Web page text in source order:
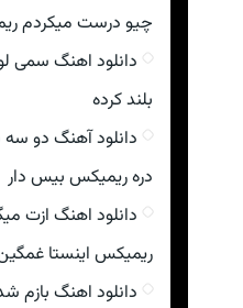
چیو درست میکردم
دانلود اهنگ
بلند کرده
دانلود آهنگ دو
دره ریمیکس بیس دار
دانلود اهنگ ازت
ریمیکس اینستا
دانلود اهنگ